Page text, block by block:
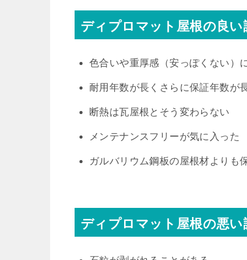
ディプロマット屋根の良い
色合いや重厚感（安っぽくない）
耐用年数が長くさらに保証年数が
断熱は瓦屋根とそう変わらない
メンテナンスフリーが気に入った
ガルバリウム鋼板の屋根材よりも
ディプロマット屋根の悪い